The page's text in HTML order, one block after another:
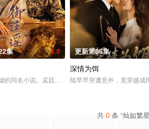
心、勇敢面对困难的爱情故事
曾舜晞 饰）强强联手，携手霍仙姑（陈瑶 饰）与
集 6.0
的同名小说。孟廷辉，大平王朝有史以来个以女子
更新第06集
深情为饵
陆早早突遭意外，竟穿越
共 0 条 “灿如繁